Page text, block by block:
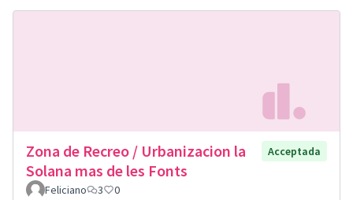
Zona de Recreo / Urbanizacion la
Solana mas de les Fonts
Acceptada
Feliciano 3 0